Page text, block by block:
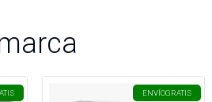
ENVÍOGRATIS